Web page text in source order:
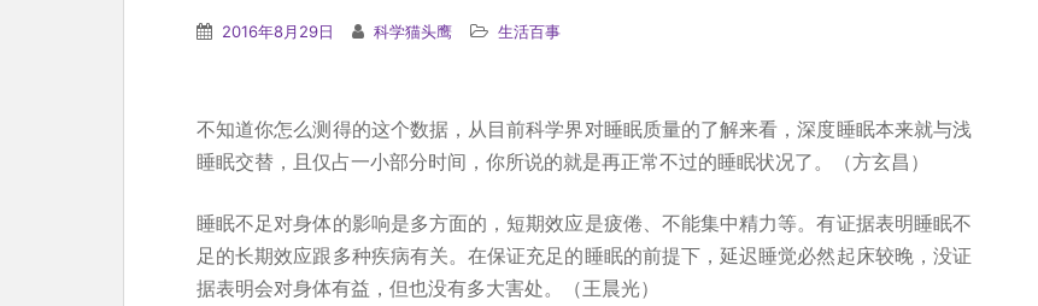
2016年8月29日 科学猫头鹰 生活百事
不知道你怎么测得的这个数据，从目前科学界对睡眠质量的了解来看，深度睡眠本来就与浅
睡眠交替，且仅占一小部分时间，你所说的就是再正常不过的睡眠状况了。（方玄昌）
睡眠不足对身体的影响是多方面的，短期效应是疲倦、不能集中精力等。有证据表明睡眠不
足的长期效应跟多种疾病有关。在保证充足的睡眠的前提下，延迟睡觉必然起床较晚，没证
据表明会对身体有益，但也没有多大害处。（王晨光）